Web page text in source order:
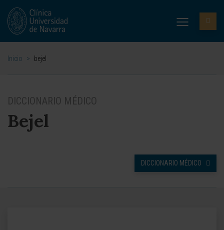
Inicio > bejel
DICCIONARIO MÉDICO
Bejel
DICCIONARIO MÉDICO